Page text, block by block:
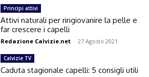
Principi attivi
Attivi naturali per ringiovanire la pelle e
far crescere i capelli
Redazione Calvizie.net - 27 Agosto 2021
Calvizie TV
Caduta stagionale capelli: 5 consigli utili